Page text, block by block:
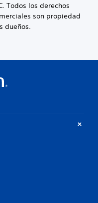
Todos los derechos
son propiedad
dueños.